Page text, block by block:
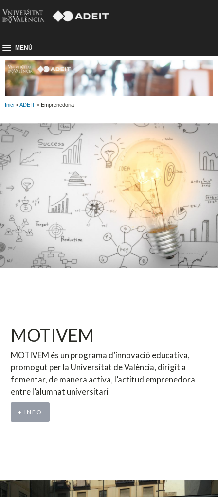
MENÚ
Inici >ADEIT > Emprenedoria
MOTIVEM
MOTIVEM és un programa d’innovació educativa,
promogut per la Universitat de València, dirigit a
fomentar, de manera activa, l’actitud emprenedora
entre l’alumnat universitari
+ INFO